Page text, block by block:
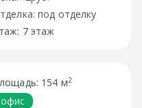
под отделку
7 этаж
154 м2
офис